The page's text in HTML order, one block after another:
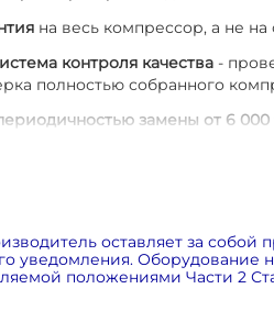
на весь компрессор, а не на
контроля качества -
полностью собранного
замены от 6 000
материалы
на 5%за счет
в экстремальных
оставляет за собой
уведомления. Оборудование
положениями Части 2